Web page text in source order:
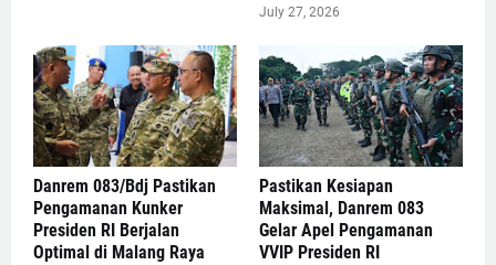
July 27, 2026
Danrem 083/Bdj Pastikan
Pengamanan Kunker
Presiden RI Berjalan
Optimal di Malang Raya
Pastikan Kesiapan
Maksimal, Danrem 083
Gelar Apel Pengamanan
VVIP Presiden RI